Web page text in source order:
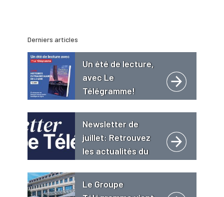
Derniers articles
Un été de lecture,
avec Le
Télégramme!
Newsletter de
juillet: Retrouvez
les actualités du
Le Groupe